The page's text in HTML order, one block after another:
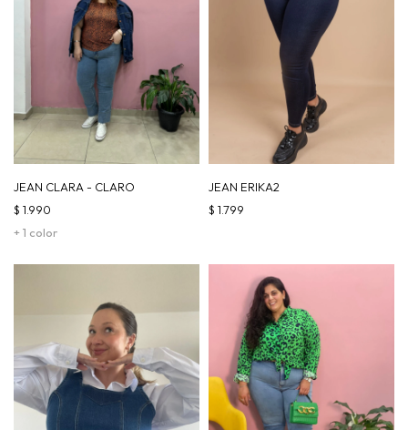
JEAN CLARA - CLARO
+ 1 color
$ 1.990
JEAN ERIKA2
$ 1.799